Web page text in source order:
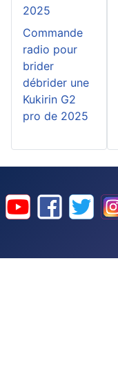
2025
Commande
radio pour
brider
débrider une
Kukirin G2
pro de 2025